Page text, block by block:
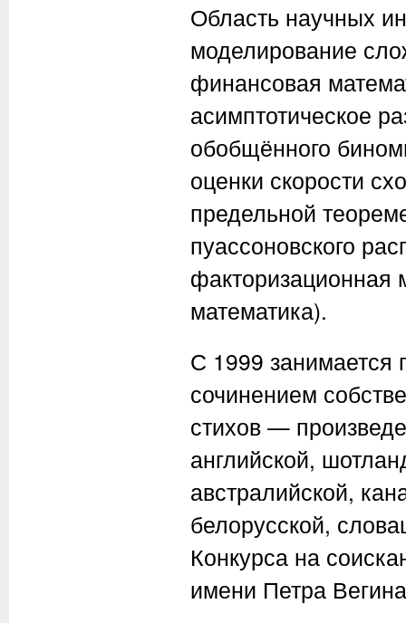
Область научных
моделирование
финансовая
асимптотическое
обобщённого
оценки скорости
предельной
пуассоновского
факторизационная
математика).
С 1999 занимается
сочинением
стихов —
английской,
австралийской,
белорусской,
Конкурса на
имени Петра